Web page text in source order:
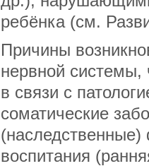
ребёнка (см.
Причины
нервной системы,
в связи с
соматические
воспитания